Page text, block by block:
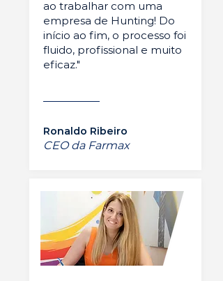
ao trabalhar com uma
empresa de Hunting! Do
início ao fim, o processo foi
fluido, profissional e muito
eficaz."
Ronaldo Ribeiro
CEO da Farmax